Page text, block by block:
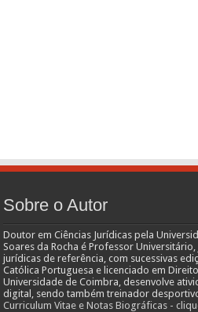
Sobre o Autor
Doutor em Ciências Jurídicas pela
Soares da Rocha é Professor
jurídicas de referência, com sucessivas
Católica Portuguesa e licenciado em
Universidade de Coimbra, desenvolve
digital, sendo também treinador
Curriculum Vitae e Notas Biográficas -